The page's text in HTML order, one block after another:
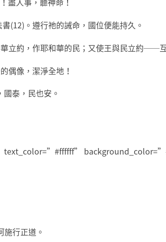
(12)。遵行祂的誡命，國位便能持久。
立約，作耶和華的民；又使王與民立約──
偶像，潔淨全地！
泰，民也安。
行正道。